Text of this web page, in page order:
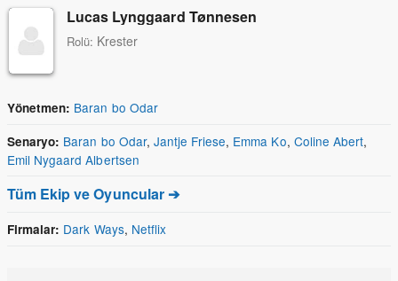
Lucas Lynggaard Tønnesen
Rolü: Krester
Yönetmen: Baran bo Odar
Senaryo: Baran bo Odar, Jantje Friese, Emma Ko, Coline Abert,
Emil Nygaard Albertsen
Tüm Ekip ve Oyuncular ➔
Firmalar: Dark Ways, Netflix